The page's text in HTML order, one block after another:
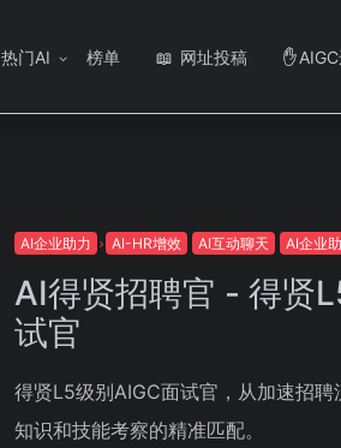
热门AI 榜单 📖 网址投稿 ✋
AI企业助力 AI-HR增效 AI互动聊天 AI企业
AI得贤招聘官 - 得贤
试官
得贤L5级别AIGC面试官，从加速招聘
知识和技能考察的精准匹配。